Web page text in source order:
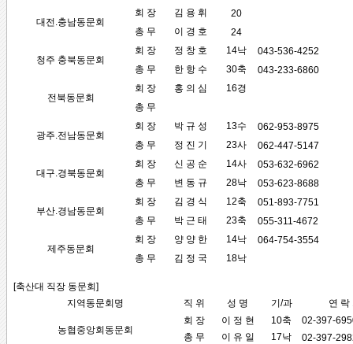
대전.충남동문회
회 장 김 용 휘
20
총 무
이 경 호 24
청주 충북동문회
회 장 정 창 호 14낙
043-536-4252
총 무
한 항 수 30축 043-233-6860
전북동문회
회 장 홍 의 심
16경
총 무
광주.전남동문회
회 장 박 규 성 13수
062-953-8975
총 무
정 진 기 23사 062-447-5147
대구.경북동문회
회 장 신 공 순 14사
053-632-6962
총 무
변 동 규 28낙 053-623-8688
부산.경남동문회
회 장 김 경 식 12축
051-893-7751
총 무
박 근 태 23축 055-311-4672
제주동문회
회 장 양 양 한 14낙
064-754-3554
총 무
김 정 국 18낙
[축산대 직장 동문회]
지역동문회명
직 위 성 명 기/과 연 락
농협중앙회동문회
회 장 이 정 현 10축
02-397-
총 무
이 유 일 17낙
02-397-